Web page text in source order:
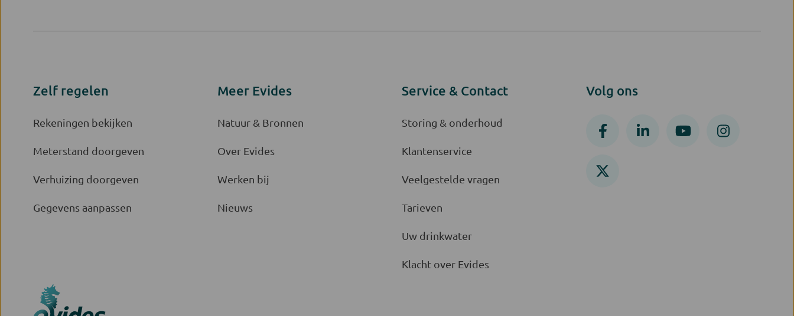
Zelf regelen
Rekeningen bekijken
Meterstand doorgeven
Verhuizing doorgeven
Gegevens aanpassen
Meer Evides
Natuur & Bronnen
Over Evides
Werken bij
Nieuws
Service & Contact
Storing & onderhoud
Klantenservice
Veelgestelde vragen
Tarieven
Uw drinkwater
Klacht over Evides
Volg ons